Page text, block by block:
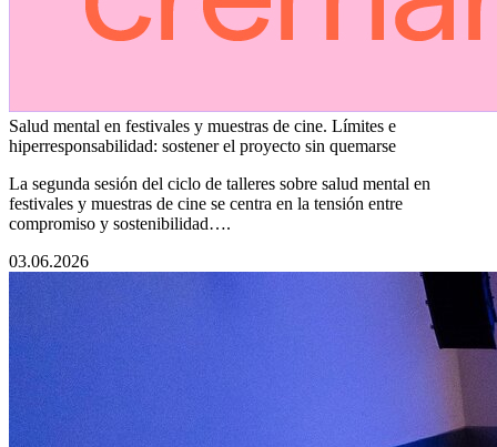
Salud mental en festivales y muestras de cine. Límites e
hiperresponsabilidad: sostener el proyecto sin quemarse
La segunda sesión del ciclo de talleres sobre salud mental en
festivales y muestras de cine se centra en la tensión entre
compromiso y sostenibilidad….
03.06.2026